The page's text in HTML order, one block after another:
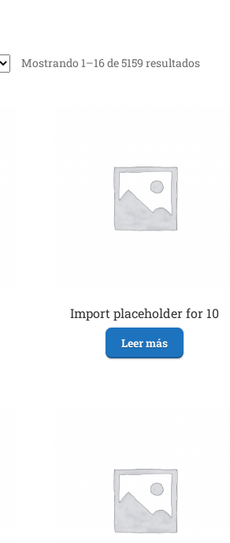
Mostrando 1–16 de 5159 resultados
Import placeholder for 10
Leer más